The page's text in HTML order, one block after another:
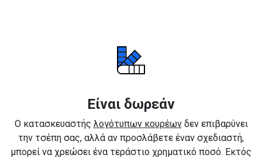
Είναι δωρεάν
Ο κατασκευαστής λογότυπων κουρέωνδεν επιβαρύνει
την τσέπη σας, αλλά αν προσλάβετε έναν σχεδιαστή,
μπορεί να χρεώσει ένα τεράστιο χρηματικό ποσό. Εκτός